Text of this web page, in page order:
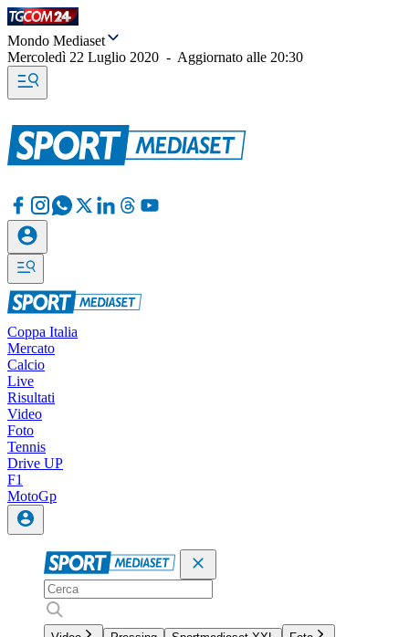
Mondo Mediaset
Mercoledì 22 Luglio 2020 - Aggiornato alle 20:30
Coppa Italia
Mercato
Calcio
Live
Risultati
Video
Foto
Tennis
Drive UP
F1
MotoGp